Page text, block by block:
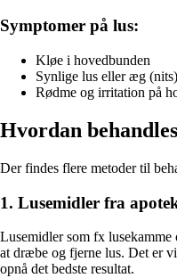
Symptomer på lus:
Kløe i hovedbunden
Synlige lus eller æg
Rødme og irritation på
Hvordan
Der findes flere metoder til
1. Lusemidler fra
Lusemidler som fx
at dræbe og fjerne lus. Det er
opnå det bedste resultat.